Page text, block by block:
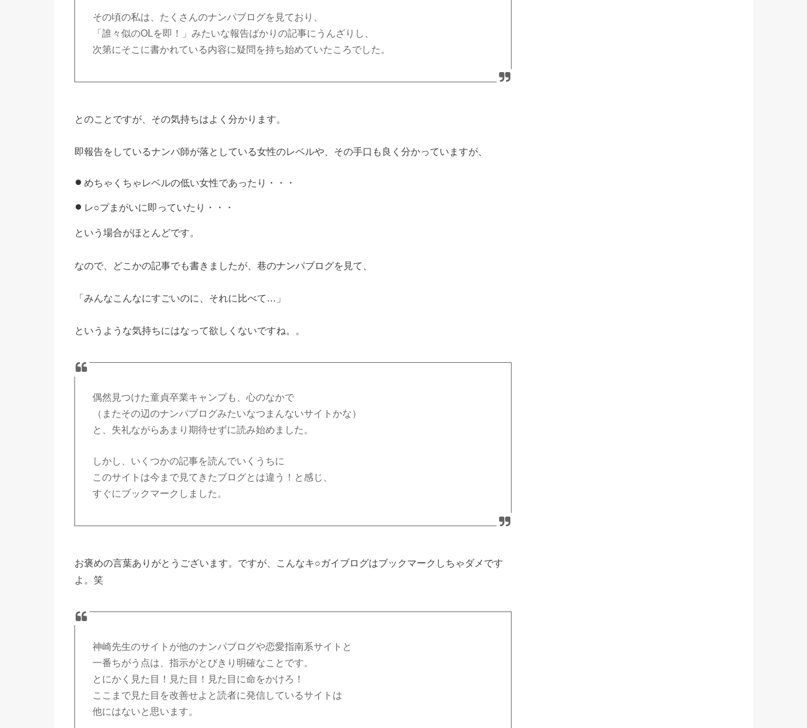
その頃の私は、たくさんのナンパブログを見ており、
「誰々似のOLを即！」みたいな報告ばかりの記事にうんざりし、
次第にそこに書かれている内容に疑問を持ち始めていたころでした。
とのことですが、その気持ちはよく分かります。
即報告をしているナンパ師が落としている女性のレベルや、その手口も良く分かっていますが、
めちゃくちゃレベルの低い女性であったり・・・
レ○プまがいに即っていたり・・・
という場合がほとんどです。
なので、どこかの記事でも書きましたが、巷のナンパブログを見て、
「みんなこんなにすごいのに、それに比べて…」
というような気持ちにはなって欲しくないですね。。
偶然見つけた童貞卒業キャンプも、心のなかで
（またその辺のナンパブログみたいなつまんないサイトかな）
と、失礼ながらあまり期待せずに読み始めました。
しかし、いくつかの記事を読んでいくうちに
このサイトは今まで見てきたブログとは違う！と感じ、
すぐにブックマークしました。
お褒めの言葉ありがとうございます。ですが、こんなキ○ガイブログはブックマークしちゃダメです
よ。笑
神崎先生のサイトが他のナンパブログや恋愛指南系サイトと
一番ちがう点は、指示がとびきり明確なことです。
とにかく見た目！見た目！見た目に命をかけろ！
ここまで見た目を改善せよと読者に発信しているサイトは
他にはないと思います。